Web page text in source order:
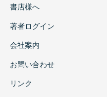
書店様へ
著者ログイン
会社案内
お問い合わせ
リンク